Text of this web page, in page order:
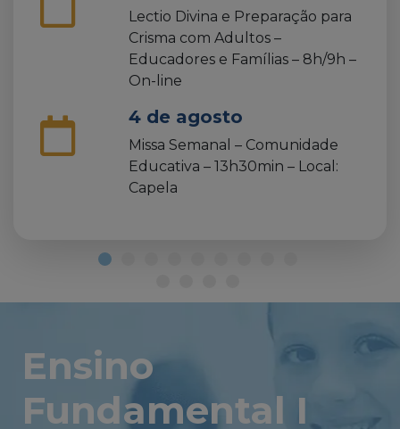
Lectio Divina e Preparação para
Crisma com Adultos –
Educadores e Famílias – 8h/9h –
On-line
4 de agosto
Missa Semanal – Comunidade
Educativa – 13h30min – Local:
Capela
Ensino
Fundamental I